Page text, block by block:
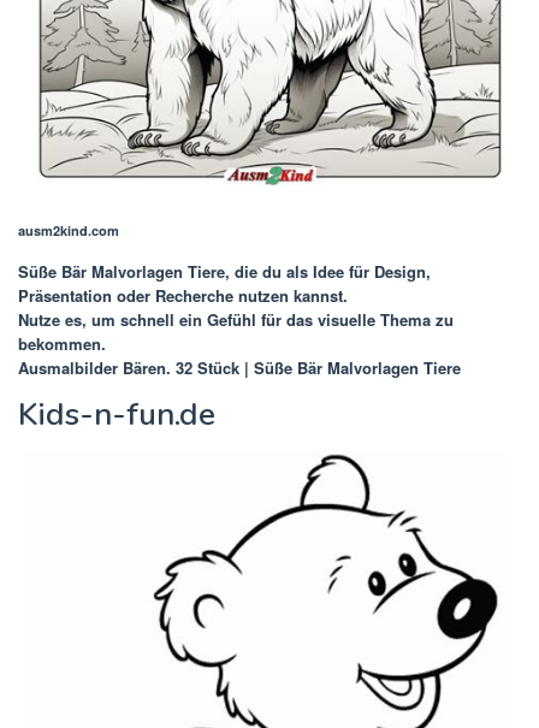
ausm2kind.com
Süße Bär Malvorlagen Tiere, die du als Idee für Design,
Präsentation oder Recherche nutzen kannst.
Nutze es, um schnell ein Gefühl für das visuelle Thema zu
bekommen.
Ausmalbilder Bären. 32 Stück | Süße Bär Malvorlagen Tiere
Kids-n-fun.de